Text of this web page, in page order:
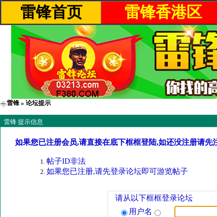
雷锋首页 雷锋香港区
雷锋 » 论坛提示
雷锋 提示信息
如果您已注册会员,请直接在底下框框登陆,如还没注册请先
帖子ID非法
如果您已注册,请先登录论坛即可游览帖子
请从以下框框登录论坛
用户名